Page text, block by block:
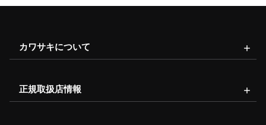
カワサキについて
正規取扱店情報